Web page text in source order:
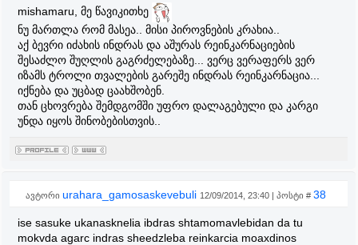
mishamaru, მე წავიკითხე
ნუ მართლა რომ მასეა.. მისი პიროვნების კრახია..
აქ ბევრი იძახის ინდრას და აშურას რეინკარნაციების
შესაძლო შუღლის გაგრძელებაზე... ვერც ვერაფერს ვერ
იზამს ტროლი თვალების გარეშე ინდრას რეინკარნაცია...
იქნება და უცბად ცაახშობენ.
თან ცხოვრება შემდგომში უფრო დალაგებული და კარგი
უნდა იყოს შინობებისთვის..
ავტორი urahara_gamosaskevebuli 12/09/2014, 23:40 | პოსტი # 38
ise sasuke ukanasknelia ibdras shtamomavlebidan da tu
mokvda agarc indras sheedzleba reinkarcia moaxdinos